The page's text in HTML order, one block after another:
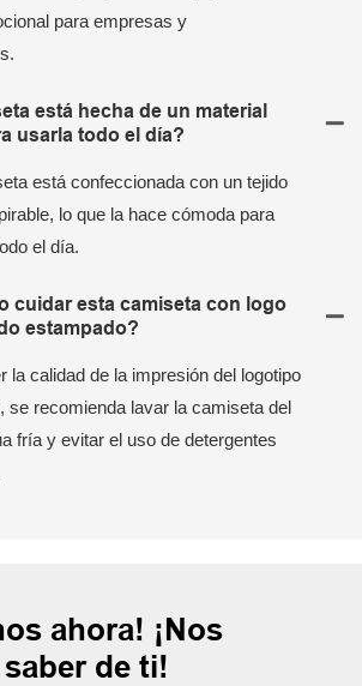
para empresas y
está hecha de un material
usarla todo el día?
está confeccionada con un tejido
lo que la hace cómoda para
el día.
cuidar esta camiseta con logo
estampado?
la calidad de la impresión del logotipo
se recomienda lavar la camiseta del
fría y evitar el uso de detergentes
ahora! ¡Nos
de ti!